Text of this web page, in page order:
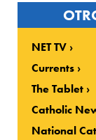
NET TV
Currents
The Tablet
Catholic
National